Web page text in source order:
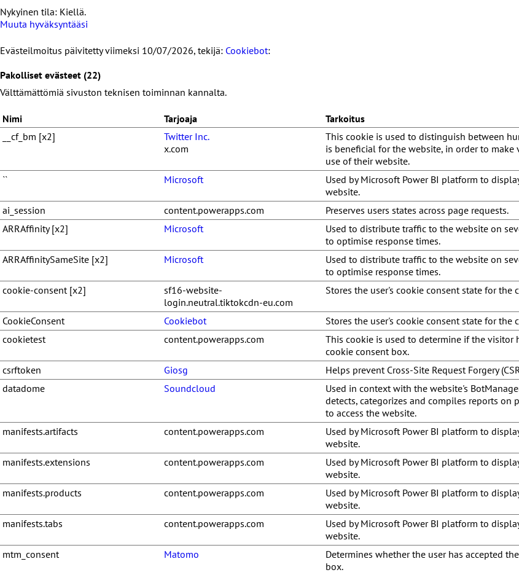
Nykyinen tila: Kiellä.
Muuta hyväksyntääsi
Evästeilmoitus päivitetty viimeksi 10/07/2026, tekijä: Cookiebot:
Pakolliset evästeet (22)
Välttämättömiä sivuston teknisen toiminnan kannalta.
Nimi Tarjoaja Tarkoitus
__cf_bm [x2]
Twitter Inc.
x.com
This cookie is used to distinguish between
is beneficial for the website, in order to make
use of their website.
`` Microsoft
Used by Microsoft Power BI platform to
website.
ai_session
content.powerapps.com Preserves users states across page requests.
ARRAffinity [x2]
Microsoft
Used to distribute traffic to the website on
to optimise response times.
ARRAffinitySameSite [x2] Microsoft
Used to distribute traffic to the website on
to optimise response times.
cookie-consent [x2]
sf16-website-
login.neutral.tiktokcdn-eu.com
Stores the user's cookie consent state for the
CookieConsent Cookiebot Stores the user's cookie consent state for the
cookietest
content.powerapps.com
This cookie is used to determine if the visitor
cookie consent box.
csrftoken Giosg Helps prevent Cross-Site Request Forgery
datadome
Soundcloud
Used in context with the website's
detects, categorizes and compiles reports on
to access the website.
manifests.artifacts content.powerapps.com
Used by Microsoft Power BI platform to
website.
manifests.extensions
content.powerapps.com
Used by Microsoft Power BI platform to
website.
manifests.products
content.powerapps.com
Used by Microsoft Power BI platform to
website.
manifests.tabs
content.powerapps.com
Used by Microsoft Power BI platform to
website.
mtm_consent
Matomo
Determines whether the user has accepted
box.